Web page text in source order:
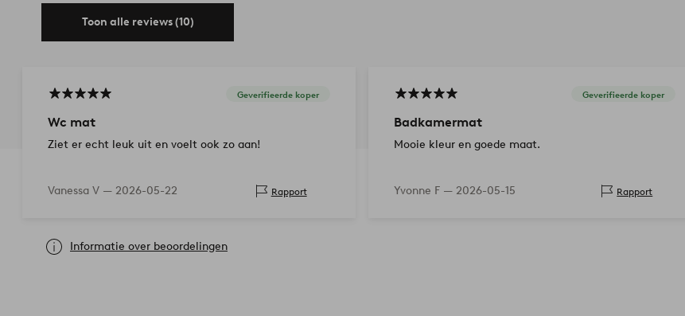
Toon alle reviews (10)
Geverifieerde koper
Wc mat
Ziet er echt leuk uit en voelt ook zo aan!
Vanessa V — 2026-05-22 Rapport
Geverifieerde koper
Badkamermat
Mooie kleur en goede maat.
Yvonne F — 2026-05-15 Rapport
Informatie over beoordelingen